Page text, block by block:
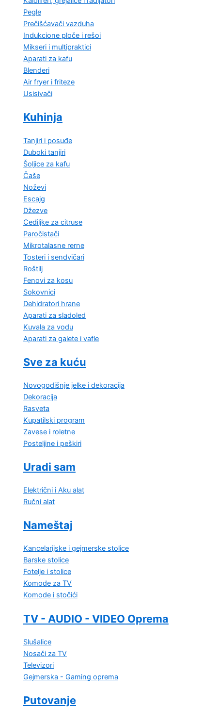
Pegle
Prečišćavači vazduha
Indukcione ploče i rešoi
Mikseri i multipraktici
Aparati za kafu
Blenderi
Air fryer i friteze
Usisivači
Kuhinja
Tanjiri i posuđe
Duboki tanjiri
Šoljice za kafu
Čaše
Noževi
Escajg
Džezve
Cediljke za citruse
Paročistači
Mikrotalasne rerne
Tosteri i sendvičari
Roštilj
Fenovi za kosu
Sokovnici
Dehidratori hrane
Aparati za sladoled
Kuvala za vodu
Aparati za galete i vafle
Sve za kuću
Novogodišnje jelke i dekoracija
Dekoracija
Rasveta
Kupatilski program
Zavese i roletne
Posteljine i peškiri
Uradi sam
Električni i Aku alat
Ručni alat
Nameštaj
Kancelarijske i gejmerske stolice
Barske stolice
Fotelje i stolice
Komode za TV
Komode i stočići
TV - AUDIO - VIDEO Oprema
Slušalice
Nosači za TV
Televizori
Gejmerska - Gaming oprema
Putovanje